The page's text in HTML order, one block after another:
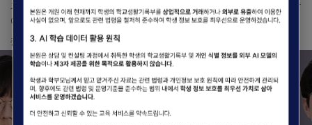
고난도 킬러교재와 기획교재, 단기특강 등을 통해 반드시 성적이 오를 수 밖
에 없는 수업스킬과 노하우를 만나보세요.
중등+고1+고2+고3+N수